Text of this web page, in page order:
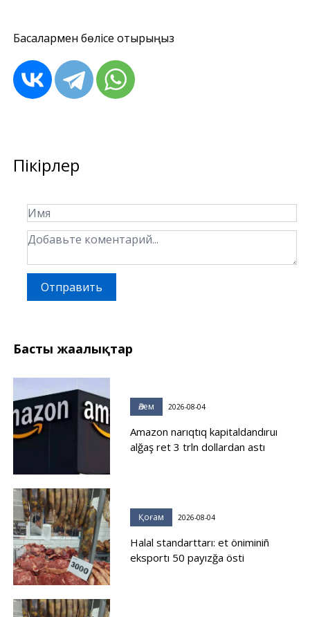
Басқалармен бөлісе отырыңыз
Пікірлер
Отправить
Басты жаңалықтар
Әлем 2026-08-04
Amazon narıqtıq kapitaldandıruı
alğaş ret 3 trln dollardan astı
Қоғам 2026-08-04
Halal standarttarı: et öniminiñ
eksportı 50 payızğa östi